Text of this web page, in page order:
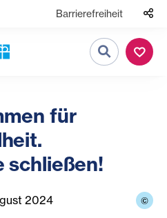
Barrierefreiheit
Suche
für
schließen!
2024 ©